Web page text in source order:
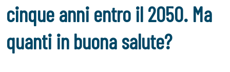
cinque anni entro il 2050. Ma
quanti in buona salute?